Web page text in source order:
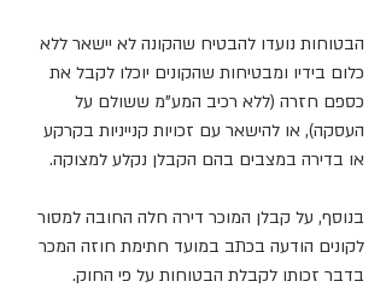
הבטוחות נועדו להבטיח שהקונה לא יישאר ללא
כלום בידיו ומבטיחות שהקונים יוכלו לקבל את
כספם חזרה (ללא רכיב המע"מ ששולם על
העסקה), או להישאר עם זכויות קנייניות בקרקע
או בדירה במצבים בהם הקבלן נקלע למצוקה.
בנוסף, על קבלן המוכר דירה חלה החובה למסור
לקונים הודעה בכתב במועד חתימת חוזה המכר
בדבר זכותו לקבלת הבטוחות על פי החוק.